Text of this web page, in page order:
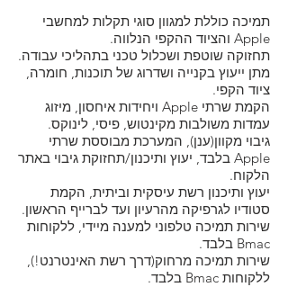
תמיכה כוללת למגוון סוגי תקלות למחשבי
Apple והציוד ההקפי הנלווה.
תחזוקה שוטפת ושכלול טכני בתהליכי עבודה.
מתן ייעוץ בקנייה ושדרוג של תוכנות, חומרה,
ציוד הקפי.
הקמת שרתי Apple ויחידות איחסון, מיזוג
עמדות משולבות מקינטוש, פיסי, לינוקס.
גיבוי מקוון(ענן), המערכת מבוססת שרתי
Apple בלבד, יעוץ ותיכנון/תחזוקת גיבוי באתר
הלקוח.
יעוץ ותיכנון רשת עיסקית וביתית, הקמת
סטודיו לגרפיקה מהרעיון ועד לברייף הראשון.
שירות תמיכה טלפוני למענה מיידי, ללקוחות
Bmac בלבד.
שירות תמיכה מרחוק(דרך רשת האינטרנט!),
ללקוחות Bmac בלבד.